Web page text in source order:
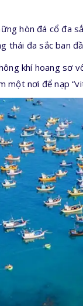
hòn đá cổ đa
thái đa sắc ban
khí hoang sơ
một nơi để nạp